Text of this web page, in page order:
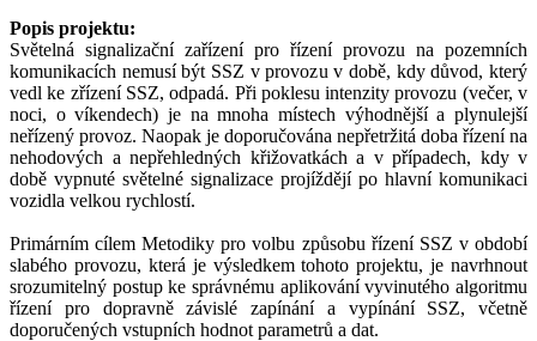
Popis projektu:
Světelná signalizační zařízení pro řízení provozu na pozemních
komunikacích nemusí být SSZ v provozu v době, kdy důvod, který
vedl ke zřízení SSZ, odpadá. Při poklesu intenzity provozu (večer, v
noci, o víkendech) je na mnoha místech výhodnější a plynulejší
neřízený provoz. Naopak je doporučována nepřetržitá doba řízení na
nehodových a nepřehledných křižovatkách a v případech, kdy v
době vypnuté světelné signalizace projíždějí po hlavní komunikaci
vozidla velkou rychlostí.
Primárním cílem Metodiky pro volbu způsobu řízení SSZ v období
slabého provozu, která je výsledkem tohoto projektu, je navrhnout
srozumitelný postup ke správnému aplikování vyvinutého algoritmu
řízení pro dopravně závislé zapínání a vypínání SSZ, včetně
doporučených vstupních hodnot parametrů a dat.